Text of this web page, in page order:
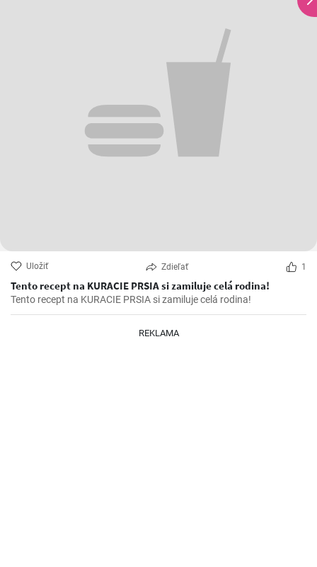
Uložiť Zdieľať 1
Tento recept na KURACIE PRSIA si zamiluje celá rodina!
Tento recept na KURACIE PRSIA si zamiluje celá rodina!
REKLAMA